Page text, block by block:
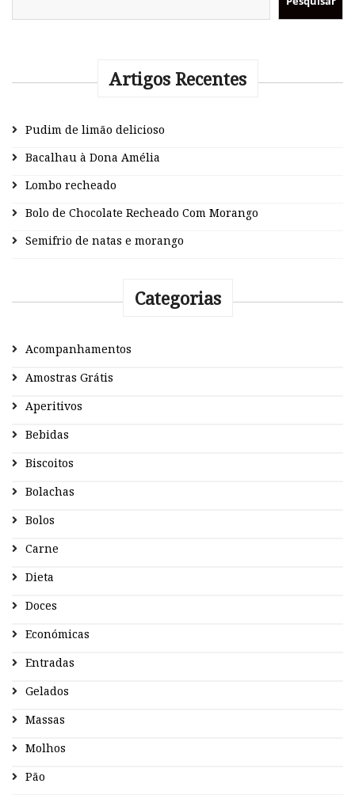
Artigos Recentes
Pudim de limão delicioso
Bacalhau à Dona Amélia
Lombo recheado
Bolo de Chocolate Recheado Com Morango
Semifrio de natas e morango
Categorias
Acompanhamentos
Amostras Grátis
Aperitivos
Bebidas
Biscoitos
Bolachas
Bolos
Carne
Dieta
Doces
Económicas
Entradas
Gelados
Massas
Molhos
Pão